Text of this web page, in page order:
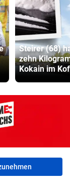
Steirer (68)
zehn
Kokain im